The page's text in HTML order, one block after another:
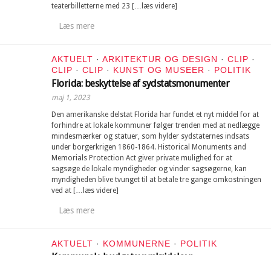
teaterbilletterne med 23 […læs videre]
Læs mere
AKTUELT · ARKITEKTUR OG DESIGN · CLIP ·
CLIP · CLIP · KUNST OG MUSEER · POLITIK
Florida: beskyttelse af sydstatsmonumenter
maj 1, 2023
Den amerikanske delstat Florida har fundet et nyt middel for at
forhindre at lokale kommuner følger trenden med at nedlægge
mindesmærker og statuer, som hylder sydstaternes indsats
under borgerkrigen 1860-1864. Historical Monuments and
Memorials Protection Act giver private mulighed for at
sagsøge de lokale myndigheder og vinder sagsøgerne, kan
myndigheden blive tvunget til at betale tre gange omkostningen
ved at […læs videre]
Læs mere
AKTUELT · KOMMUNERNE · POLITIK